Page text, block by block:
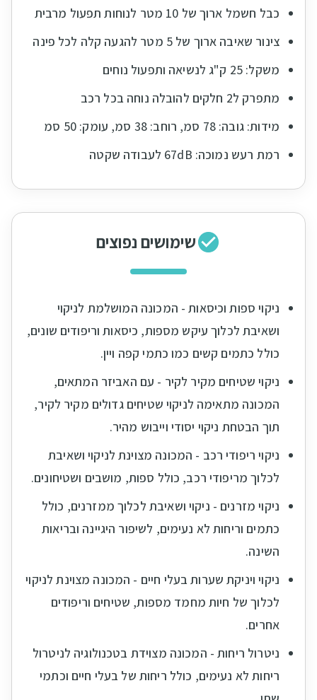
כבל חשמל ארוך של 10 מטר לנוחות תפעול מרבית
צינור שאיבה ארוך של 5 מטר להגעה קלה לכל פינה
משקל: 25 ק"ג לנשיאה ותפעול נוחים
מתפרק ל2 חלקים להובלה נוחה בכל רכב
מידות: גובה: 78 סמ, רוחב: 38 סמ, עומק: 50 סמ
רמת רעש נמוכה: 67dB לעבודה שקטה
שימושים נפוצים
ניקוי ספות וכיסאות - המכונה המושלמת לניקוי
ושאיבת לכלוך עיקש מספות, כיסאות וריפודים שונים,
כולל כתמים קשים כמו כתמי קפה ויין.
ניקוי שטיחים מקיר לקיר - עם האביזר המתאים,
המכונה מתאימה לניקוי שטיחים גדולים מקיר לקיר,
תוך הבטחת ניקוי יסודי וייבוש מהיר.
ניקוי ריפודי רכב - המכונה מצוינת לניקוי ושאיבת
לכלוך מריפודי רכב, כולל ספות, מושבים ושטיחונים.
ניקוי מזרנים - ניקוי ושאיבת לכלוך ממזרנים, כולל
כתמים וריחות לא נעימים, לשיפור היגיינה ובריאות
השינה.
ניקוי ויניקת שערות בעלי חיים - המכונה מצוינת לניקוי
לכלוך של חיות מחמד מספות, שטיחים וריפודים
אחרים.
ניטרול ריחות - המכונה מצוידת בטכנולוגיה לניטרול
ריחות לא נעימים, כולל ריחות של בעלי חיים וכתמי